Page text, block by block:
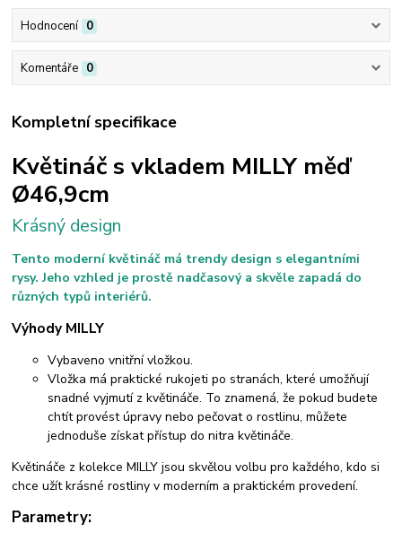
Hodnocení 0
Komentáře 0
Kompletní specifikace
Květináč s vkladem MILLY měď
Ø46,9cm
Krásný design
Tento moderní květináč má trendy design s elegantními
rysy. Jeho vzhled je prostě nadčasový a skvěle zapadá do
různých typů interiérů.
Výhody MILLY
Vybaveno vnitřní vložkou.
Vložka má praktické rukojeti po stranách, které umožňují
snadné vyjmutí z květináče. To znamená, že pokud budete
chtít provést úpravy nebo pečovat o rostlinu, můžete
jednoduše získat přístup do nitra květináče.
Květináče z kolekce MILLY jsou skvělou volbu pro každého, kdo si
chce užít krásné rostliny v moderním a praktickém provedení.
Parametry: